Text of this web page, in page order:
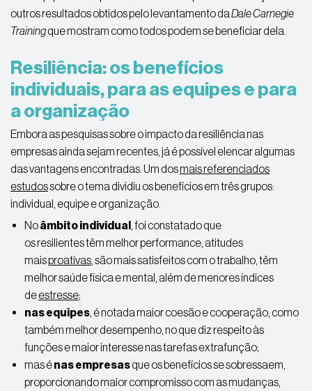
outros resultados obtidos pelo levantamento daDale Carnegie
Trainingque mostram como todos podem se beneficiar dela.
Resiliência: os benefícios
individuais, para as equipes e para
a organização
Embora as pesquisas sobre o impacto da resiliência nas
empresas ainda sejam recentes, já é possível elencar algumas
das vantagens encontradas. Um dosmais referenciados
estudossobre o tema dividiu os benefícios emtrês grupos:
individual, equipe e organização
Noâmbito individual , foi constatado que
osresilientestêm melhor performance , atitudes
maisproativas , são mais satisfeitos com o trabalho, têm
melhor saúde física e mental, além de menoresíndices
deestresse;
nas equipes , é notada maiorcoesão e cooperação , como
também melhor desempenho, no que diz respeito às
funções e maior interesse nas tarefasextrafunção;
mas énas empresasque os benefícios se sobressaem,
proporcionando maior compromisso com as mudanças,